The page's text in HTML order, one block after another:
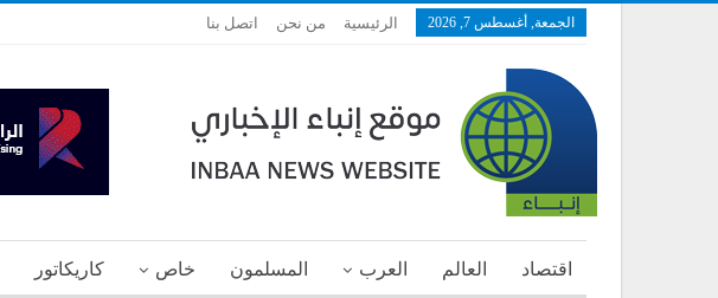
الجمعة, أغسطس 7, 2026 الرئيسية من نحن اتصل بنا
اقتصاد العالم العرب المسلمون خاص كاريكاتور